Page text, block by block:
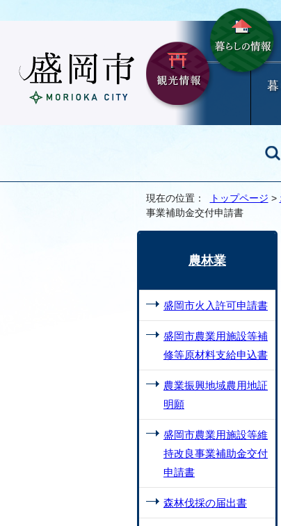
現在の位置： トップページ >
事業補助金交付申請書
農林業
盛岡市火入許可申請書
盛岡市農業用施設等補
修等原材料支給申込書
農業振興地域農用地証
明願
盛岡市農業用施設等維
持改良事業補助金交付
申請書
森林伐採の届出書